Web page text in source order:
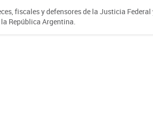
fiscales y defensores de la Justicia Federal
República Argentina.